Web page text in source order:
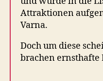
Attraktionen
Varna.
Doch um diese
brachen ernsthafte